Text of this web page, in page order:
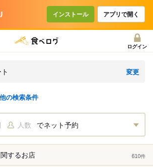
インストール アプリで開く
ログイン
変更
他の検索条件
人数 でネット予約
するお店 610件